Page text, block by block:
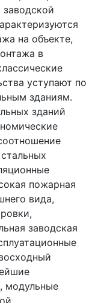
на объекте,
в
уступают по
зданиям.
зданий
пожарная
вида,
заводская
модульные